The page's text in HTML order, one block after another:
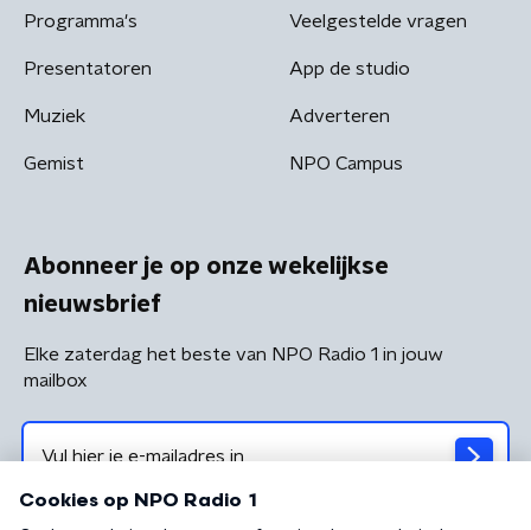
Programma's
Presentatoren
Muziek
Gemist
Veelgestelde vragen
App de studio
Adverteren
NPO Campus
Abonneer je op onze wekelijkse
nieuwsbrief
Elke zaterdag het beste van NPO Radio 1 in jouw
mailbox